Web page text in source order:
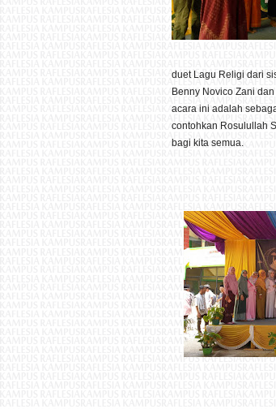
duet Lagu Religi dari
Benny Novico Zani
acara ini adalah
contohkan Rosulullah
bagi kita semua.